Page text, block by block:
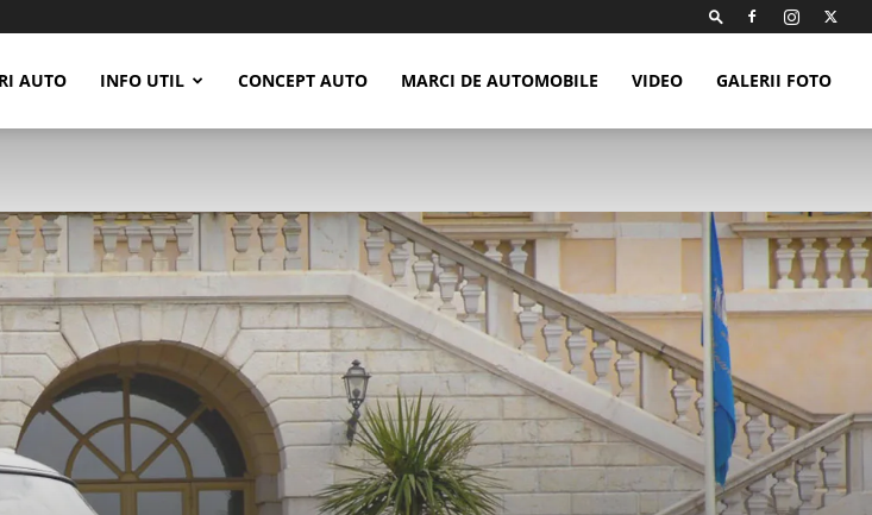
AUTO INFO UTIL CONCEPT AUTO MARCI DE AUTOMOBILE VIDEO GALERII FOTO